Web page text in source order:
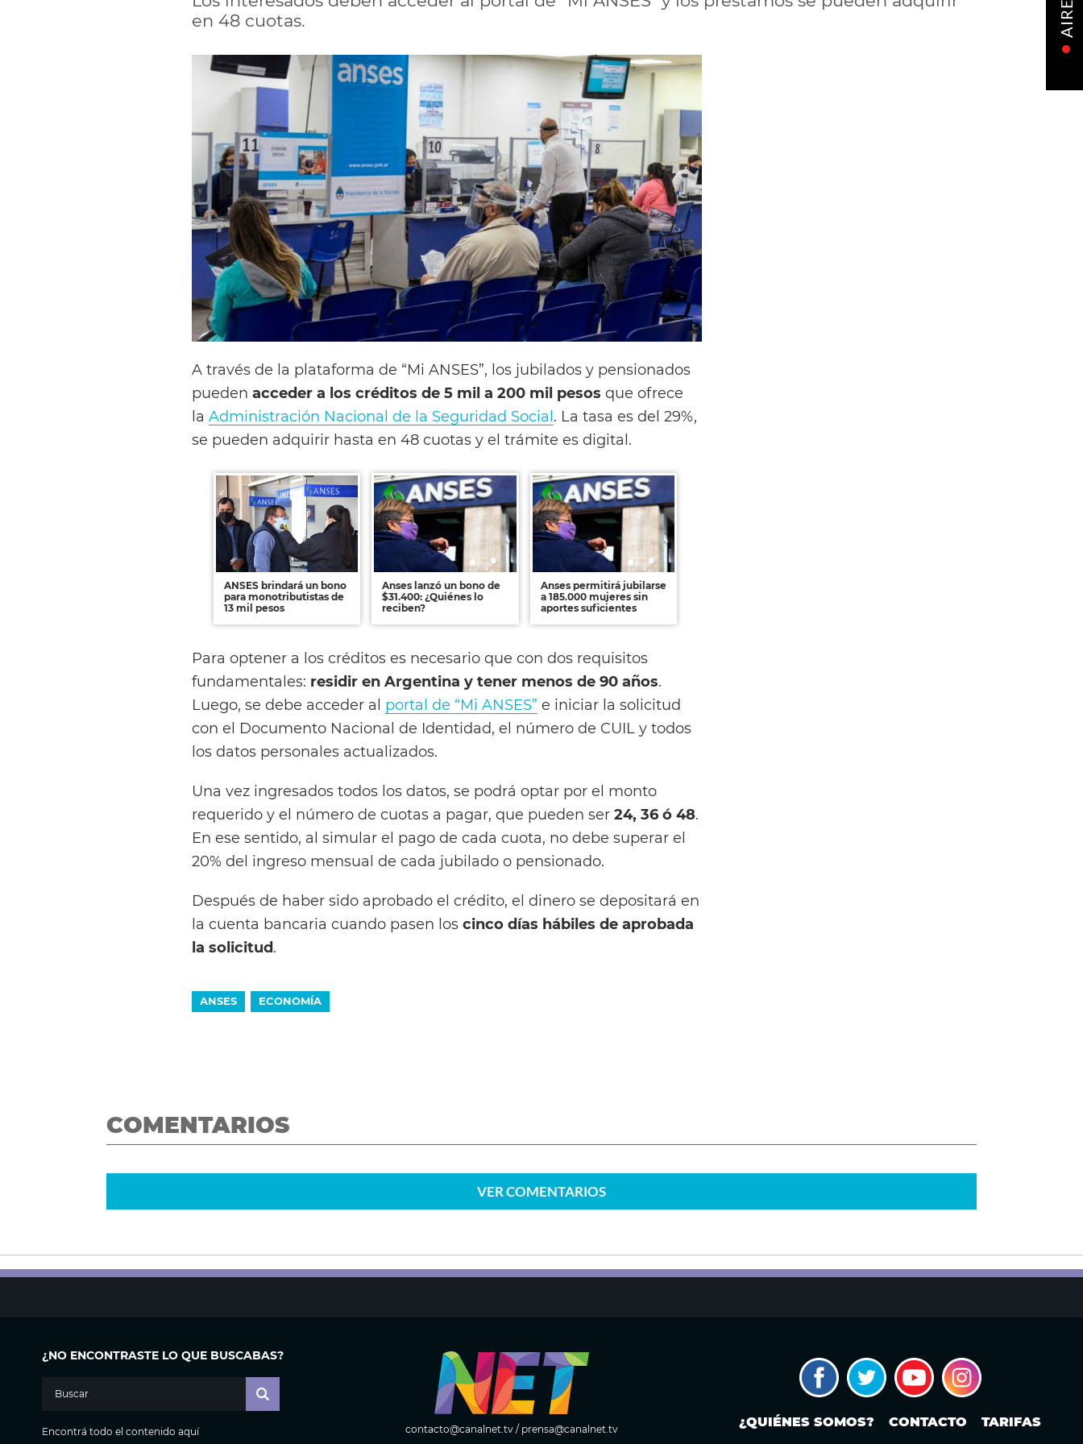
en 48 cuotas.
A través de la plataforma de “Mi ANSES”, los jubilados y pensionados
pueden acceder a los créditos de 5 mil a 200 mil pesos que ofrece
la Administración Nacional de la Seguridad Social. La tasa es del 29%,
se pueden adquirir hasta en 48 cuotas y el trámite es digital.
ANSES brindará un bono
para monotributistas de
13 mil pesos
Anses lanzó un bono de
$31.400: ¿Quiénes lo
reciben?
Anses permitirá jubilarse
a 185.000 mujeres sin
aportes suficientes
Para optener a los créditos es necesario que con dos requisitos
fundamentales: residir en Argentina y tener menos de 90 años.
Luego, se debe acceder al portal de “Mi ANSES” e iniciar la solicitud
con el Documento Nacional de Identidad, el número de CUIL y todos
los datos personales actualizados.
Una vez ingresados todos los datos, se podrá optar por el monto
requerido y el número de cuotas a pagar, que pueden ser 24, 36 ó 48.
En ese sentido, al simular el pago de cada cuota, no debe superar el
20% del ingreso mensual de cada jubilado o pensionado.
Después de haber sido aprobado el crédito, el dinero se depositará en
la cuenta bancaria cuando pasen los cinco días hábiles de aprobada
la solicitud.
ANSES ECONOMÍA
COMENTARIOS
VERCOMENTARIOS
¿NO ENCONTRASTE LO QUE BUSCABAS?
Encontrá todo el contenido aquí contacto@canalnet.tv/ prensa@canalnet.tv ¿QUIÉNES SOMOS? CONTACTO TARIFAS
AIRE